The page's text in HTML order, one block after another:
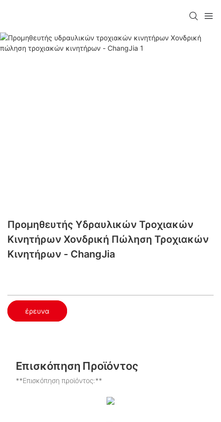
Προμηθευτής Υδραυλικών Τροχιακών
Κινητήρων Χονδρική Πώληση Τροχιακών
Κινητήρων - ChangJia
έρευνα
Επισκόπηση Προϊόντος
**Επισκόπηση προϊόντος:**